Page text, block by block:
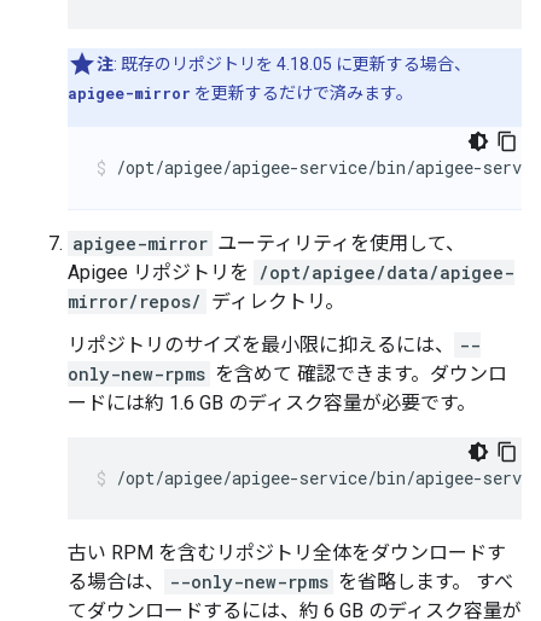
注: 既存のリポジトリを 4.18.05 に更新する場合、
apigee-mirror を更新するだけで済みます。
/opt/apigee/apigee-service/bin/apigee-
apigee-mirror ユーティリティを使用して、
Apigee リポジトリを
/opt/apigee/data/apigee-
mirror/repos/ ディレクトリ。
リポジトリのサイズを最小限に抑えるには、
--
only-new-rpms を含めて 確認できます。ダウンロ
ードには約 1.6 GB のディスク容量が必要です。
/opt/apigee/apigee-service/bin/apigee-
古い RPM を含むリポジトリ全体をダウンロードす
る場合は、
--only-new-rpms を省略します。 すべ
てダウンロードするには、約 6 GB のディスク容量が